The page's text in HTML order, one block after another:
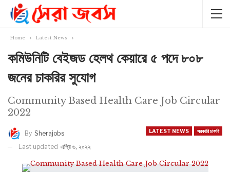
Home Latest News
কমিউনিটি বেইজড হেলথ কেয়ারে ৫ পদে ৮০৮
জনের চাকরির সুযোগ
Community Based Health Care Job Circular
2022
LATEST NEWS সরকারি চাকরি
By Sherajobs
Last updated এপ্রি ৬, ২০২২